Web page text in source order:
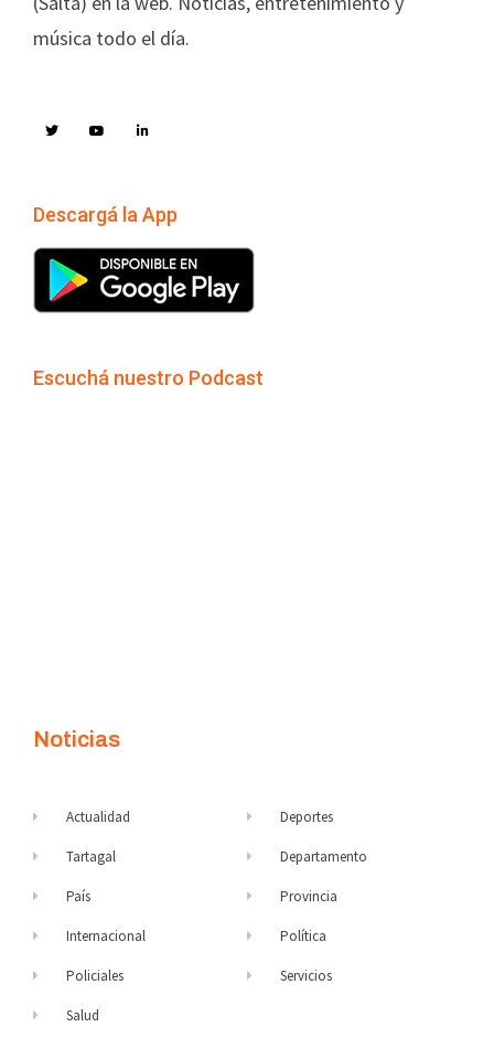
música todo el día.
Descargá la App
Escuchá nuestro Podcast
Noticias
Actualidad
Tartagal
País
Internacional
Policiales
Salud
Deportes
Departamento
Provincia
Política
Servicios